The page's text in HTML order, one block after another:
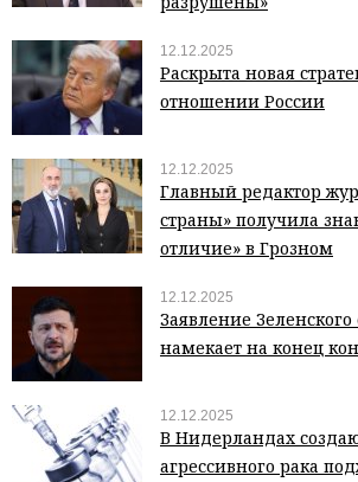
12.12.2025
Раскрыта новая
отношении России
12.12.2025
Главный редактор
страны» получила
отличие» в Грозном
12.12.2025
Заявление
намекает на конец
12.12.2025
В Нидерландах
агрессивного рака